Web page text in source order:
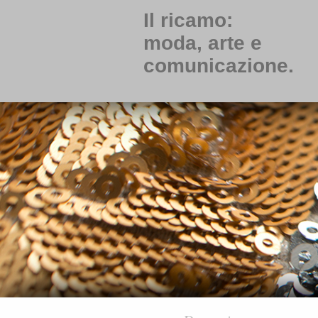
Il ricamo:
moda, arte e
comunicazione.